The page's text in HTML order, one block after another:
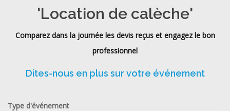
'Location de calèche'
Comparez dans la journée les devis reçus et engagez le bon
professionnel
Dites-nous en plus sur votre événement
Type d'événement